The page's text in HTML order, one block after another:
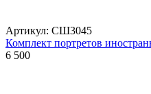
Артикул: СШ3045
Комплект портретов
6 500